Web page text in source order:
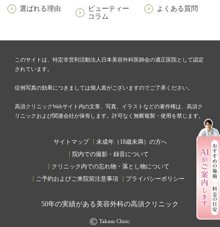
選ばれる理由
ビューティー
コラム
よくある質問
このサイトは、特定非営利活動法人日本美容外科医師会の適正医院として認定
されています。
症例写真の効果につきましては個人差がございますのでご了承ください。
高須クリニックWebサイト内の文章、写真、イラストなどの著作権は、高須ク
リニックおよび関連会社が保有します。許可なく無断複製・使用を禁じます。
サイトマップ
未成年（18歳未満）の方へ
院内での撮影・録音について
クリニック内での忘れ物・落とし物について
ご予約およびご来院前注意事項
プライバシーポリシー
50年の実績がある美容外科の高須クリニック
© Takasu Clinic.